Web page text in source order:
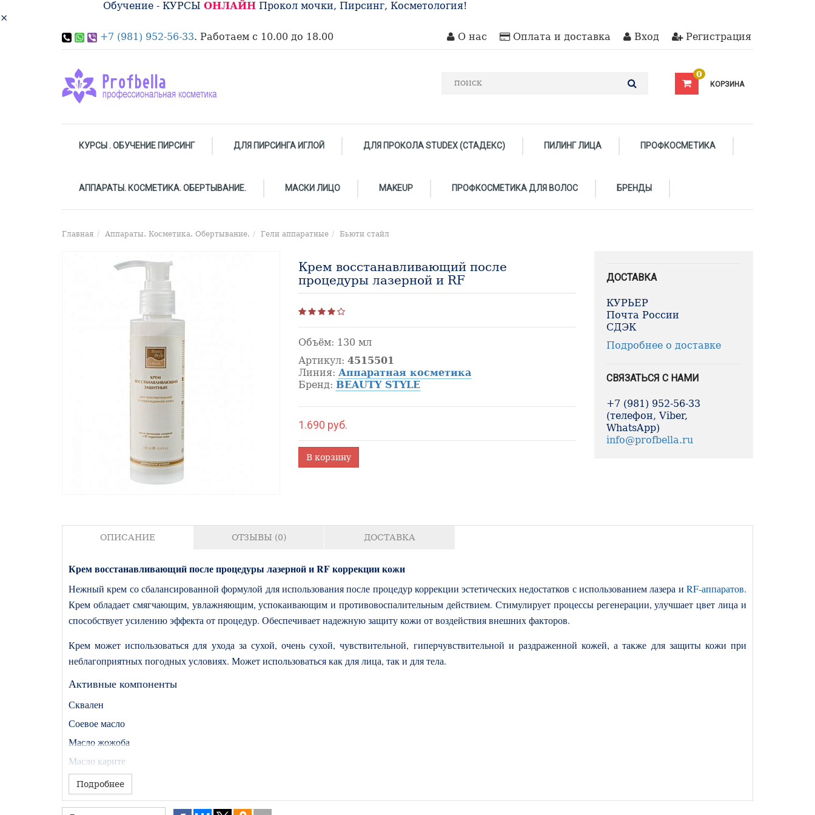
Обучение - КУРСЫ ОНЛАЙН Прокол мочки, Пирсинг, Косметология!
×
+7 (981) 952-56-33. Работаем с 10.00 до 18.00 О нас Оплата и доставка Вход Регистрация
КОРЗИНА
0
КУРСЫ . ОБУЧЕНИЕ ПИРСИНГ ДЛЯ ПИРСИНГА ИГЛОЙ ДЛЯ ПРОКОЛА STUDEX (СТАДЕКС) ПИЛИНГ ЛИЦА ПРОФКОСМЕТИКА
АППАРАТЫ. КОСМЕТИКА. ОБЕРТЫВАНИЕ. МАСКИ ЛИЦО MAKEUP ПРОФКОСМЕТИКА ДЛЯ ВОЛОС БРЕНДЫ
Главная Аппараты. Косметика. Обертывание. Гели аппаратные Бьюти стайл
Крем восстанавливающий после
процедуры лазерной и RF
Объём: 130 мл
Артикул: 4515501
Линия: Аппаратная косметика
Бренд: BEAUTY STYLE
1.690 руб.
В корзину
ДОСТАВКА
КУРЬЕР
Почта России
СДЭК
Подробнее о доставке
СВЯЗАТЬСЯ С НАМИ
+7 (981) 952-56-33
(телефон, Viber,
WhatsApp)
info@profbella.ru
ОПИСАНИЕ ОТЗЫВЫ (0) ДОСТАВКА
Крем восстанавливающий после процедуры лазерной и RF коррекции кожи
Нежный крем со сбалансированной формулой для использования после процедур коррекции эстетических недостатков с использованием лазера и RF-аппаратов.
Крем обладает смягчающим, увлажняющим, успокаивающим и противовоспалительным действием. Стимулирует процессы регенерации, улучшает цвет лица и
способствует усилению эффекта от процедур. Обеспечивает надежную защиту кожи от воздействия внешних факторов.
Крем может использоваться для ухода за сухой, очень сухой, чувствительной, гиперчувствительной и раздраженной кожей, а также для защиты кожи при
неблагоприятных погодных условиях. Может использоваться как для лица, так и для тела.
Активные компоненты
Сквален
Соевое масло
Масло жожоба
Масло карите
Экстракт корня солодки
Гидролизованный коллаген
Подробнее